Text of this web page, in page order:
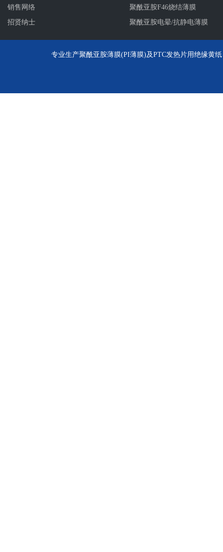
销售网络
招贤纳士
聚酰亚胺F46烧结薄膜
聚酰亚胺电晕/抗静电薄膜
专业生产聚酰亚胺薄膜(PI薄膜)及PTC发热片用绝缘黄